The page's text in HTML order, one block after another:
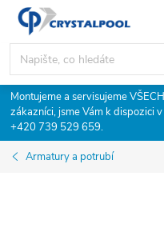
Přejít
obsah
Montujeme a servisujeme
zákazníci, jsme Vám k dispozici
+420 739 529 659.
Armatury a potrubí